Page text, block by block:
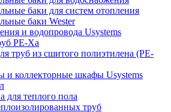
баки для систем отопления
баки Wester
и водопровода Usystems
PE-Xa
труб из сшитого полиэтилена (PE-
и коллекторные шкафы Usystems
для теплого пола
труб